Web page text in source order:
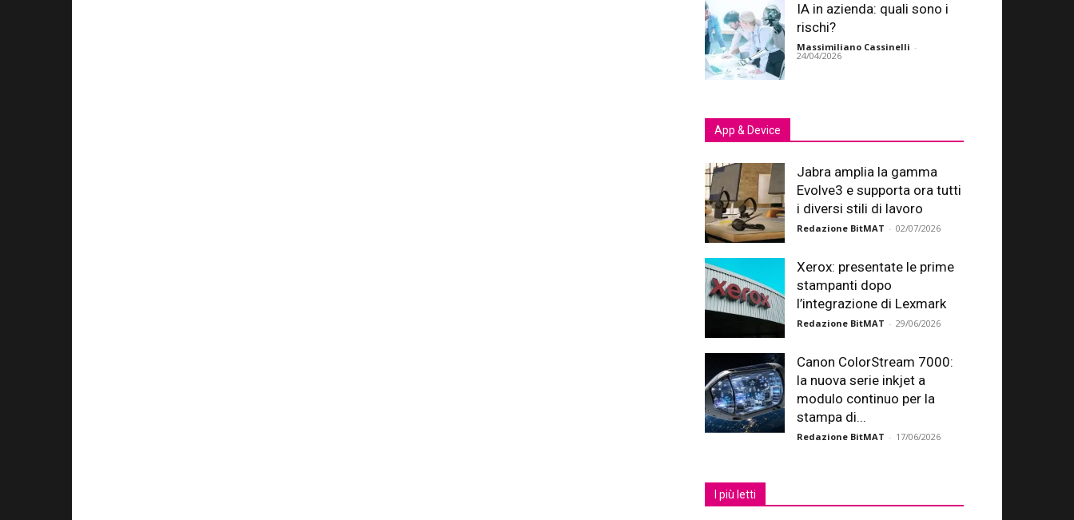
IA in azienda: quali sono i
rischi?
Massimiliano Cassinelli -
24/04/2026
App & Device
Jabra amplia la gamma
Evolve3 e supporta ora tutti
i diversi stili di lavoro
Redazione BitMAT - 02/07/2026
Xerox: presentate le prime
stampanti dopo
l’integrazione di Lexmark
Redazione BitMAT - 29/06/2026
Canon ColorStream 7000:
la nuova serie inkjet a
modulo continuo per la
stampa di...
Redazione BitMAT - 17/06/2026
I più letti